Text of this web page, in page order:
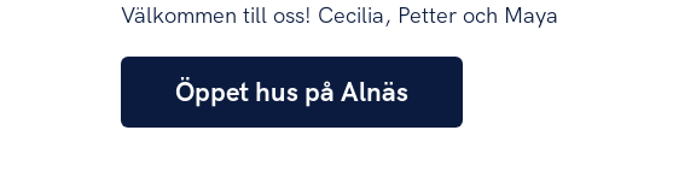
Välkommen till oss! Cecilia, Petter och Maya
Öppet hus på Alnäs